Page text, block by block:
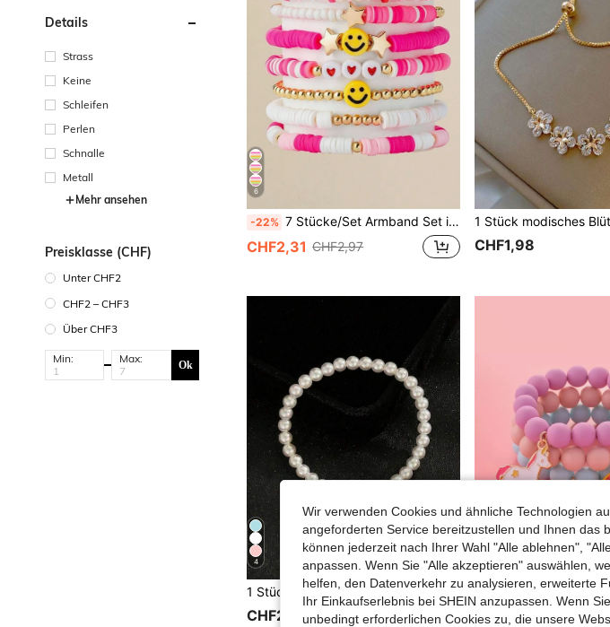
Details
Strass
Keine
Schleifen
Perlen
Schnalle
Metall
Mehr ansehen
Preisklasse (CHF)
Unter CHF2
CHF2 – CHF3
Über CHF3
Min: Max: Ok
6
-22% 7 Stücke/Set Armband Set im Boho Stil mit Regenbogen Perlen, Herz & Ton Perlen für Mädchen, Alltags- und Schulgebrauch
CHF2,31 CHF2,97 CHF1,98
4
1 Stück süßes Fünf-Blüten-Blumen- & Anfangsbuchstaben-Charm-Perlenarmband für Mädchen, Sommerurlaub, Outdoor, Schule, Feiertage, täglicher Schmuck, Geburtstagsgeschenk
CHF2,05
8
CHF2,32
Wir verwenden Cookies und ähnliche Technologien
angeforderten Service bereitzustellen und Ihnen das
können jederzeit nach Ihrer Wahl "Alle ablehnen",
anpassen. Wenn Sie "Alle akzeptieren" auswählen,
helfen, den Datenverkehr zu analysieren, erweiterte
Ihr Einkaufserlebnis bei SHEIN anzupassen. Wenn
unbedingt erforderlichen Cookies zu, die unsere